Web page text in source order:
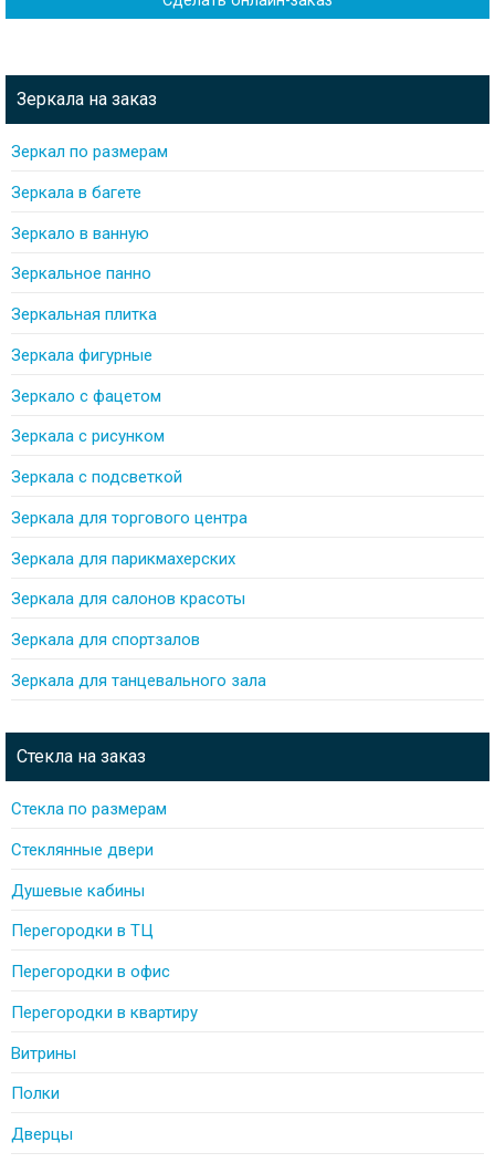
Зеркала на заказ
Зеркал по размерам
Зеркала в багете
Зеркало в ванную
Зеркальное панно
Зеркальная плитка
Зеркала фигурные
Зеркало с фацетом
Зеркала с рисунком
Зеркала с подсветкой
Зеркала для торгового центра
Зеркала для парикмахерских
Зеркала для салонов красоты
Зеркала для спортзалов
Зеркала для танцевального зала
Стекла на заказ
Стекла по размерам
Стеклянные двери
Душевые кабины
Перегородки в ТЦ
Перегородки в офис
Перегородки в квартиру
Витрины
Полки
Дверцы